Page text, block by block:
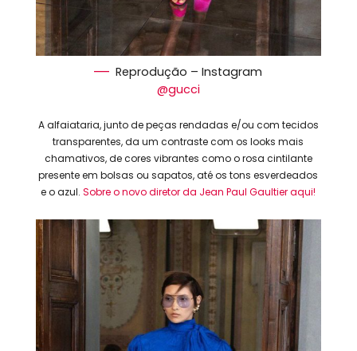
Reprodução – Instagram
@gucci
A alfaiataria, junto de peças rendadas e/ou com tecidos
transparentes, da um contraste com os looks mais
chamativos, de cores vibrantes como o rosa cintilante
presente em bolsas ou sapatos, até os tons esverdeados
e o azul.Sobre o novo diretor da Jean Paul Gaultier aqui!